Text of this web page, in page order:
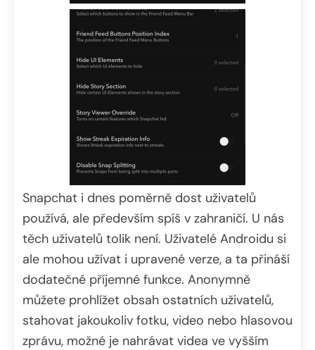
Snapchat i dnes poměrně dost uživatelů
používá, ale především spíš v zahraničí. U nás
těch uživatelů tolik není. Uživatelé Androidu si
ale mohou užívat i upravené verze, a ta přináší
dodatečné příjemné funkce. Anonymně
můžete prohlížet obsah ostatních uživatelů,
stahovat jakoukoliv fotku, video nebo hlasovou
zprávu, možné je nahrávat videa ve vyšším